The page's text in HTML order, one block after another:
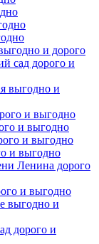
и дорого
сад дорого и
выгодно и
и выгодно
и выгодно
и выгодно
и выгодно
Ленина дорого
и выгодно
выгодно и
дорого и